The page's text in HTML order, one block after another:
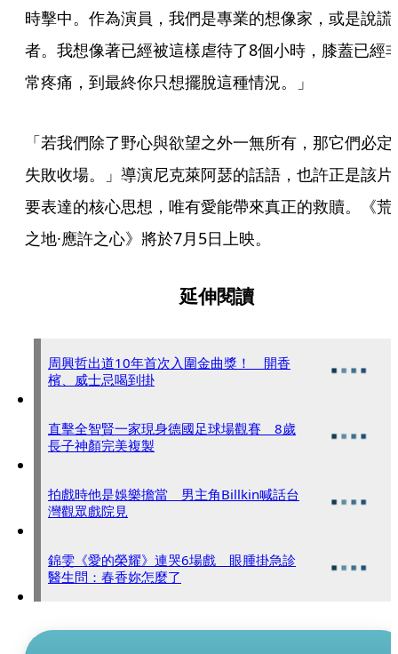
時擊中。作為演員，我們是專業的想像家，或是說謊
者。我想像著已經被這樣虐待了8個小時，膝蓋已經
常疼痛，到最終你只想擺脫這種情況。」
「若我們除了野心與欲望之外一無所有，那它們必定
失敗收場。」導演尼克萊阿瑟的話語，也許正是該片
要表達的核心思想，唯有愛能帶來真正的救贖。《荒
之地·應許之心》將於7月5日上映。
延伸閱讀
周興哲出道10年首次入圍金曲獎！ 開香
檳、威士忌喝到掛
直擊全智賢一家現身德國足球場觀賽 8歲
長子神顏完美複製
拍戲時他是娛樂擔當 男主角Billkin喊話台
灣觀眾戲院見
錦雯《愛的榮耀》連哭6場戲 眼腫掛急診
醫生問：春香妳怎麼了